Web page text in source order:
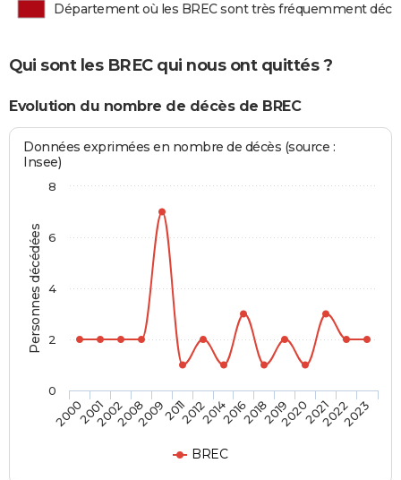
Département où les BREC sont très fréquemment
Qui sont les BREC qui nous ont quittés ?
Evolution du nombre de décès de BREC
Personnes décédées
Données exprimées en nombre de décès (source :
Insee)
BREC
200020012002200820092011201220142016201820192020202120222023
0
2
4
6
8